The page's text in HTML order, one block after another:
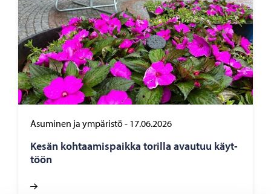
Asuminen ja ympäristö- 17.06.2026
Kesän koh­taa­mis­paik­ka to­ril­la avau­tuu käyt­
töön